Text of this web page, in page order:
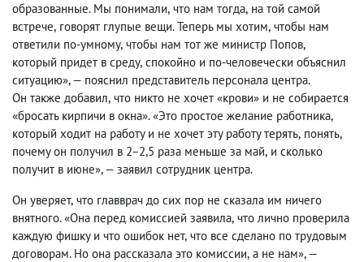
образованные. Мы понимали, что нам тогда, на той самой
встрече, говорят глупые вещи. Теперь мы хотим, чтобы нам
ответили по-умному, чтобы нам тот же министр Попов,
который придет в среду, спокойно и по-человечески объяснил
ситуацию», — пояснил представитель персонала центра.
Он также добавил, что никто не хочет «крови» и не собирается
«бросать кирпичи в окна». «Это простое желание работника,
который ходит на работу и не хочет эту работу терять, понять,
почему он получил в 2−2,5 раза меньше за май, и сколько
получит в июне», — заявил сотрудник центра.
Он уверяет, что главврач до сих пор не сказала им ничего
внятного. «Она перед комиссией заявила, что лично проверила
каждую фишку и что ошибок нет, что все сделано по трудовым
договорам. Но она рассказала это комиссии, а не нам», —